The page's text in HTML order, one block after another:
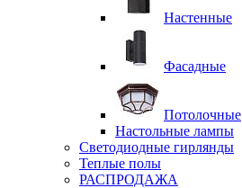
Настенные
Фасадные
Потолочные
Настольные лампы
Светодиодные гирлянды
Теплые полы
РАСПРОДАЖА